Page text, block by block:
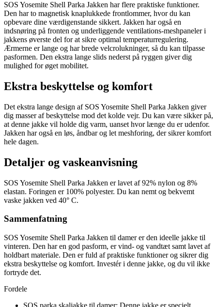
SOS Yosemite Shell Parka Jakken har flere praktiske funktioner.
Den har to magnetisk knaplukkede frontlommer, hvor du kan
opbevare dine værdigenstande sikkert. Jakken har også en
indsnøring på fronten og underliggende ventilations-meshpaneler i
jakkens øverste del for at sikre optimal temperaturregulering.
Ærmerne er lange og har brede velcrolukninger, så du kan tilpasse
pasformen. Den ekstra lange slids nederst på ryggen giver dig
mulighed for øget mobilitet.
Ekstra beskyttelse og komfort
Det ekstra lange design af SOS Yosemite Shell Parka Jakken giver
dig masser af beskyttelse mod det kolde vejr. Du kan være sikker på,
at denne jakke vil holde dig varm, uanset hvor længe du er udenfor.
Jakken har også en løs, åndbar og let meshforing, der sikrer komfort
hele dagen.
Detaljer og vaskeanvisning
SOS Yosemite Shell Parka Jakken er lavet af 92% nylon og 8%
elastan. Foringen er 100% polyester. Du kan nemt og bekvemt
vaske jakken ved 40° C.
Sammenfatning
SOS Yosemite Shell Parka Jakken til damer er den ideelle jakke til
vinteren. Den har en god pasform, er vind- og vandtæt samt lavet af
holdbart materiale. Den er fuld af praktiske funktioner og sikrer dig
ekstra beskyttelse og komfort. Investér i denne jakke, og du vil ikke
fortryde det.
Fordele